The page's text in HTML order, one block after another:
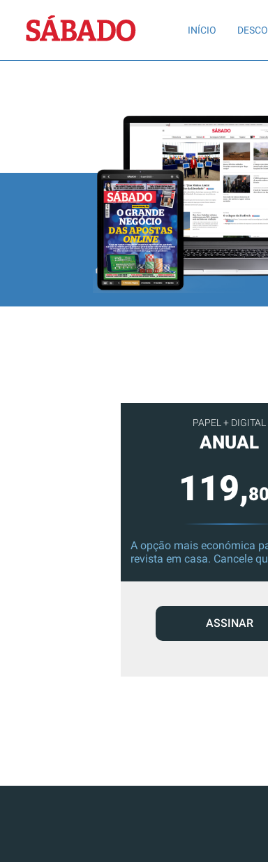
Sábado
INÍCIO
PAPEL + DIGITAL
ANUAL
119,
A opção mais económica
revista em casa. Cancele
ASSINAR